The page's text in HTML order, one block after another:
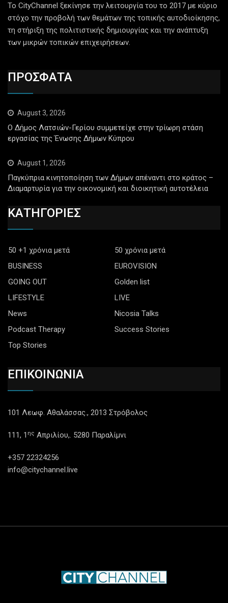
Το CityChannel ξεκίνησε την λειτουργία του το 2017 με κύριο
στόχο την προβολή των θεμάτων της τοπικής αυτοδιοίκησης,
τη στήριξη της πολιτιστικής δημιουργίας και την ανάπτυξη
των μικρών τοπικών επιχειρήσεων.
ΠΡΟΣΦΑΤΑ
August 3, 2026
Ο Δήμος Λατσιών-Γερίου συμμετείχε στην τρίωρη στάση
εργασίας της Ένωσης Δήμων Κύπρου
August 1, 2026
Παγκύπρια κινητοποίηση των Δήμων απέναντι στο κράτος –
Διαμαρτυρία για την οικονομική και διοικητική αυτοτέλεια
ΚΑΤΗΓΟΡΙΕΣ
50 +1 χρόνια μετά
50 χρόνια μετά
BUSINESS
EUROVISION
GOING OUT
Golden list
LIFESTYLE
LIVE
News
Nicosia Talks
Podcast Therapy
Success Stories
Top Stories
ΕΠΙΚΟΙΝΩΝΙΑ
101 Λεωφ. Αθαλάσσας., 2013 Στρόβολος
111, 1 ης Απριλίου,. 5280 Παραλίμνι
+357 22324256
info@citychannel.live